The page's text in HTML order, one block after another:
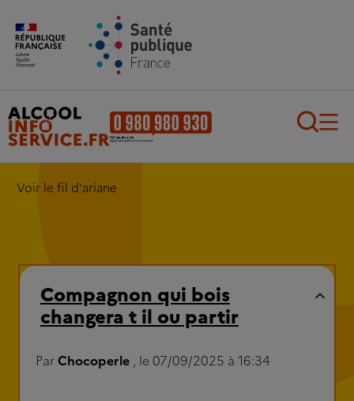
Aller au contenu principal
Voir le fil d'ariane
Compagnon qui bois
changera t il ou partir
ParChocoperle , le 07/09/2025 à 16:34